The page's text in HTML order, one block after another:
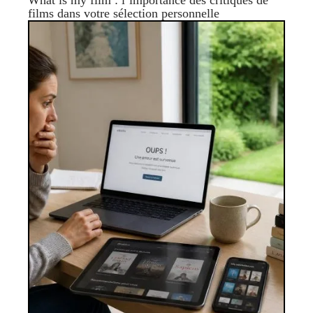
films dans votre sélection personnelle